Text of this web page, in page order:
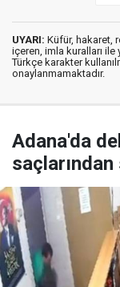
UYARI: Küfür, hakaret,
içeren, imla kuralları ile
Türkçe karakter
onaylanmamaktadır.
Adana'da